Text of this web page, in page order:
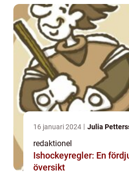
bekväm rörelsefrihet.
16 januari 2024 Julia
redaktionel
Ishockeyregler: En
översikt